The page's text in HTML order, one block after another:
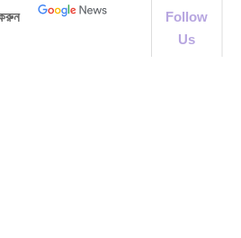
Follow
Us